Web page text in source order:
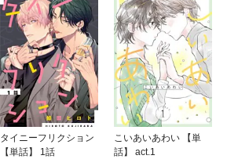
タイニーフリクション
【単話】 1話
こいあいあわい 【単
話】 act.1